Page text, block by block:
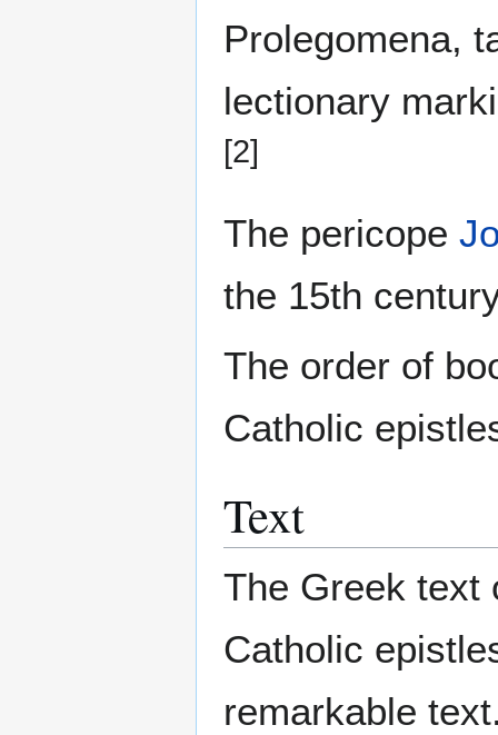
Prolegomena,
lectionary
[2]
The pericope
the 15th
The order of
Catholic
Text
The Greek text
Catholic
remarkable